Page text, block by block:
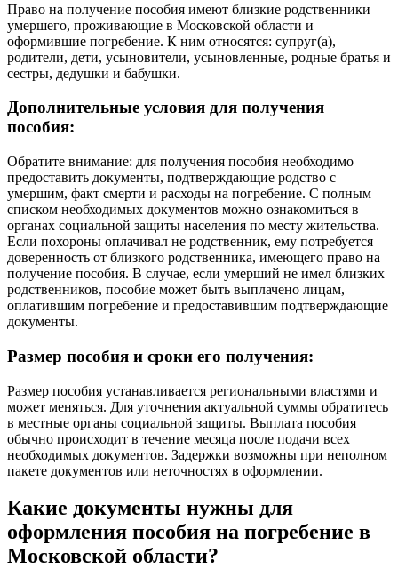
Право на получение пособия имеют близкие родственники
умершего, проживающие в Московской области и
оформившие погребение. К ним относятся: супруг(а),
родители, дети, усыновители, усыновленные, родные братья и
сестры, дедушки и бабушки.
Дополнительные условия для получения
пособия:
Обратите внимание: для получения пособия необходимо
предоставить документы, подтверждающие родство с
умершим, факт смерти и расходы на погребение. С полным
списком необходимых документов можно ознакомиться в
органах социальной защиты населения по месту жительства.
Если похороны оплачивал не родственник, ему потребуется
доверенность от близкого родственника, имеющего право на
получение пособия. В случае, если умерший не имел близких
родственников, пособие может быть выплачено лицам,
оплатившим погребение и предоставившим подтверждающие
документы.
Размер пособия и сроки его получения:
Размер пособия устанавливается региональными властями и
может меняться. Для уточнения актуальной суммы обратитесь
в местные органы социальной защиты. Выплата пособия
обычно происходит в течение месяца после подачи всех
необходимых документов. Задержки возможны при неполном
пакете документов или неточностях в оформлении.
Какие документы нужны для
оформления пособия на погребение в
Московской области?